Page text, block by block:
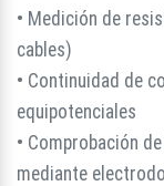
• Medición de
cables)
• Continuidad de
equipotenciales
• Comprobación
mediante